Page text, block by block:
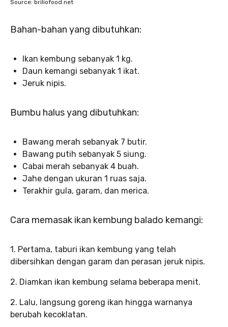
Source: briliofood.net
Bahan-bahan yang dibutuhkan:
Ikan kembung sebanyak 1 kg.
Daun kemangi sebanyak 1 ikat.
Jeruk nipis.
Bumbu halus yang dibutuhkan:
Bawang merah sebanyak 7 butir.
Bawang putih sebanyak 5 siung.
Cabai merah sebanyak 4 buah.
Jahe dengan ukuran 1 ruas saja.
Terakhir gula, garam, dan merica.
Cara memasak ikan kembung balado kemangi:
1. Pertama, taburi ikan kembung yang telah
dibersihkan dengan garam dan perasan jeruk nipis.
2. Diamkan ikan kembung selama beberapa menit.
2. Lalu, langsung goreng ikan hingga warnanya
berubah kecoklatan.